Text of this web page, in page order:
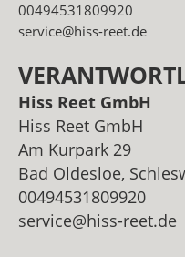
00494531809920
service@hiss-reet.de
Hiss Reet GmbH
Hiss Reet GmbH
Am Kurpark 29
Bad Oldesloe,
00494531809920
service@hiss-reet.de